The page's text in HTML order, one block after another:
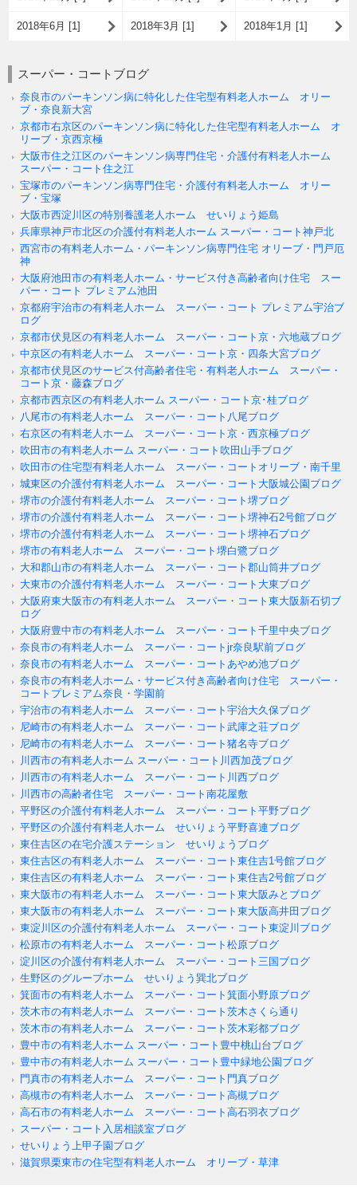
2018年6月 [1] 2018年3月 [1] 2018年1月 [1]
スーパー・コートブログ
奈良市のパーキンソン病に特化した住宅型有料老人ホーム オリー
ブ・奈良新大宮
京都市右京区のパーキンソン病に特化した住宅型有料老人ホーム オ
リーブ・京西京極
大阪市住之江区のパーキンソン病専門住宅・介護付有料老人ホーム
スーパー・コート住之江
宝塚市のパーキンソン病専門住宅・介護付有料老人ホーム オリー
ブ・宝塚
大阪市西淀川区の特別養護老人ホーム せいりょう姫島
兵庫県神戸市北区の介護付有料老人ホーム スーパー・コート神戸北
西宮市の有料老人ホーム・パーキンソン病専門住宅 オリーブ・門戸厄
神
大阪府池田市の有料老人ホーム・サービス付き高齢者向け住宅 スー
パー・コート プレミアム池田
京都府宇治市の有料老人ホーム スーパー・コート プレミアム宇治ブ
ログ
京都市伏見区の有料老人ホーム スーパー・コート京・六地蔵ブログ
中京区の有料老人ホーム スーパー・コート京・四条大宮ブログ
京都市伏見区のサービス付高齢者住宅・有料老人ホーム スーパー・
コート京・藤森ブログ
京都市西京区の有料老人ホーム スーパー・コート京･桂ブログ
八尾市の有料老人ホーム スーパー・コート八尾ブログ
右京区の有料老人ホーム スーパー・コート京・西京極ブログ
吹田市の有料老人ホーム スーパー・コート吹田山手ブログ
吹田市の住宅型有料老人ホーム スーパー・コートオリーブ・南千里
城東区の介護付有料老人ホーム スーパー・コート大阪城公園ブログ
堺市の介護付有料老人ホーム スーパー・コート堺ブログ
堺市の介護付有料老人ホーム スーパー・コート堺神石2号館ブログ
堺市の介護付有料老人ホーム スーパー・コート堺神石ブログ
堺市の有料老人ホーム スーパー・コート堺白鷺ブログ
大和郡山市の有料老人ホーム スーパー・コート郡山筒井ブログ
大東市の介護付有料老人ホーム スーパー・コート大東ブログ
大阪府東大阪市の有料老人ホーム スーパー・コート東大阪新石切ブ
ログ
大阪府豊中市の有料老人ホーム スーパー・コート千里中央ブログ
奈良市の有料老人ホーム スーパー・コートjr奈良駅前ブログ
奈良市の有料老人ホーム スーパー・コートあやめ池ブログ
奈良市の有料老人ホーム・サービス付き高齢者向け住宅 スーパー・
コートプレミアム奈良・学園前
宇治市の有料老人ホーム スーパー・コート宇治大久保ブログ
尼崎市の有料老人ホーム スーパー・コート武庫之荘ブログ
尼崎市の有料老人ホーム スーパー・コート猪名寺ブログ
川西市の有料老人ホーム スーパー・コート川西加茂ブログ
川西市の有料老人ホーム スーパー・コート川西ブログ
川西市の高齢者住宅 スーパー・コート南花屋敷
平野区の介護付有料老人ホーム スーパー・コート平野ブログ
平野区の介護付有料老人ホーム せいりょう平野喜連ブログ
東住吉区の在宅介護ステーション せいりょうブログ
東住吉区の有料老人ホーム スーパー・コート東住吉1号館ブログ
東住吉区の有料老人ホーム スーパー・コート東住吉2号館ブログ
東大阪市の有料老人ホーム スーパー・コート東大阪みとブログ
東大阪市の有料老人ホーム スーパー・コート東大阪高井田ブログ
東淀川区の介護付有料老人ホーム スーパー・コート東淀川ブログ
松原市の有料老人ホーム スーパー・コート松原ブログ
淀川区の介護付有料老人ホーム スーパー・コート三国ブログ
生野区のグループホーム せいりょう巽北ブログ
箕面市の有料老人ホーム スーパー・コート箕面小野原ブログ
茨木市の有料老人ホーム スーパー・コート茨木さくら通り
茨木市の有料老人ホーム スーパー・コート茨木彩都ブログ
豊中市の有料老人ホーム スーパー・コート豊中桃山台ブログ
豊中市の有料老人ホーム スーパー・コート豊中緑地公園ブログ
門真市の有料老人ホーム スーパー・コート門真ブログ
高槻市の有料老人ホーム スーパー・コート高槻ブログ
高石市の有料老人ホーム スーパー・コート高石羽衣ブログ
スーパー・コート入居相談室ブログ
せいりょう上甲子園ブログ
滋賀県栗東市の住宅型有料老人ホーム オリーブ・草津